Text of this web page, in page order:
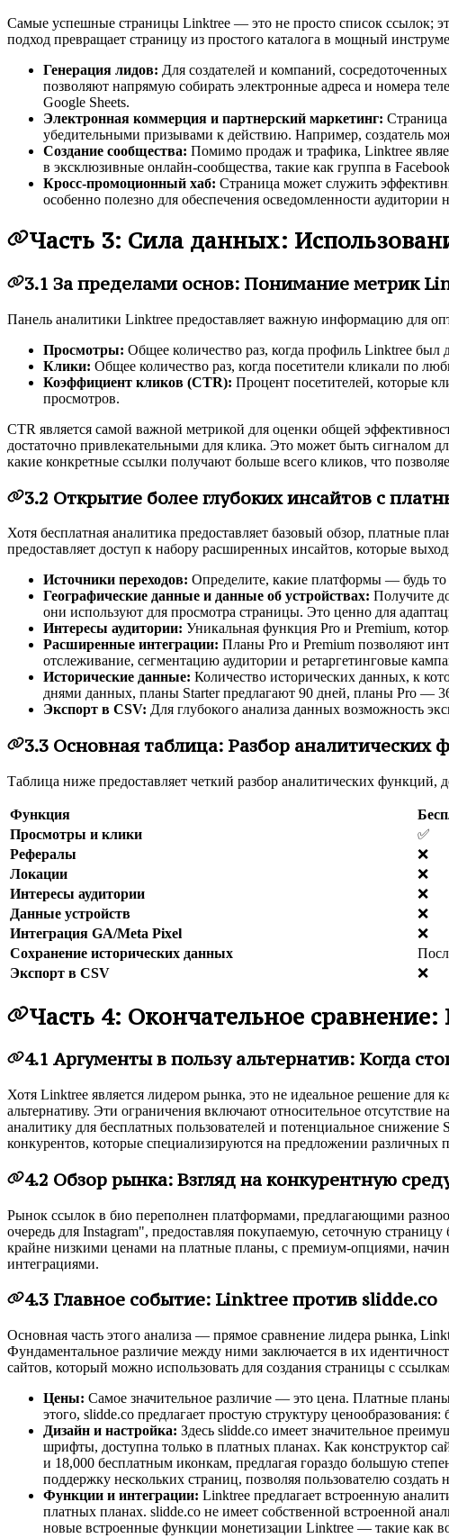
Самые успешные страницы Linktree — это не просто список ссылок;
подход превращает страницу из простого каталога в мощный
Генерация лидов: Для создателей и компаний,
позволяют напрямую собирать электронные адреса и номера
Google Sheets.
Электронная коммерция и партнерский маркетинг: Страница
убедительными призывами к действию. Например, создатель
Создание сообщества: Помимо продаж и трафика, Linktree
в эксклюзивные онлайн-сообщества, такие как группа в
Кросс-промоционный хаб: Страница может служить
особенно полезно для обеспечения осведомленности
Часть 3: Сила данных:
3.1 За пределами основ: Понимание метрик
Панель аналитики Linktree предоставляет важную информацию для
Просмотры: Общее количество раз, когда профиль Linktree был
Клики: Общее количество раз, когда посетители кликали по
Коэффициент кликов (CTR): Процент посетителей, которые
просмотров.
CTR является самой важной метрикой для оценки общей
достаточно привлекательными для клика. Это может быть сигналом
какие конкретные ссылки получают больше всего кликов, что
3.2 Открытие более глубоких инсайтов с
Хотя бесплатная аналитика предоставляет базовый обзор, платные
предоставляет доступ к набору расширенных инсайтов, которые
Источники переходов: Определите, какие платформы — будь
Географические данные и данные об устройствах: Получите
они используют для просмотра страницы. Это ценно для
Интересы аудитории: Уникальная функция Pro и Premium,
Расширенные интеграции: Планы Pro и Premium позволяют
отслеживание, сегментацию аудитории и ретаргетинговые
Исторические данные: Количество исторических данных, к
днями данных, планы Starter предлагают 90 дней, планы Pro —
Экспорт в CSV: Для глубокого анализа данных возможность
3.3 Основная таблица: Разбор
Таблица ниже предоставляет четкий разбор аналитических
Функция
Просмотры и клики
✅
Рефералы
❌
Локации
❌
Интересы аудитории
❌
Данные устройств
❌
Интеграция GA/Meta Pixel
❌
Сохранение исторических данных
Экспорт в CSV
❌
Часть 4: Окончательное
4.1 Аргументы в пользу альтернатив: Когда
Хотя Linktree является лидером рынка, это не идеальное решение для
альтернативу. Эти ограничения включают относительное
аналитику для бесплатных пользователей и потенциальное
конкурентов, которые специализируются на предложении различных
4.2 Обзор рынка: Взгляд на конкурентную
Рынок ссылок в био переполнен платформами, предлагающими
очередь для Instagram", предоставляя покупаемую, сеточную
крайне низкими ценами на платные планы, с премиум-опциями,
интеграциями.
4.3 Главное событие: Linktree против slidde.co
Основная часть этого анализа — прямое сравнение лидера рынка,
Фундаментальное различие между ними заключается в их
сайтов, который можно использовать для создания страницы с
Цены: Самое значительное различие — это цена. Платные
этого, slidde.co предлагает простую структуру
Дизайн и настройка: Здесь slidde.co имеет значительное
шрифты, доступна только в платных планах. Как конструктор
и 18,000 бесплатным иконкам, предлагая гораздо большую
поддержку нескольких страниц, позволяя пользователю
Функции и интеграции: Linktree предлагает встроенную
платных планах. slidde.co не имеет собственной встроенной
новые встроенные функции монетизации Linktree — такие как